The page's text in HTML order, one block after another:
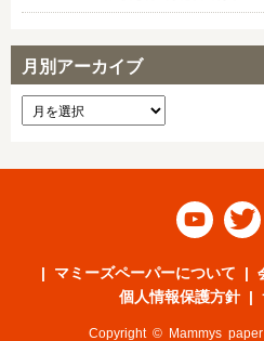
月別アーカイブ
 
マミーズペーパーについて
個人情報保護方針
Copyright © Mammys